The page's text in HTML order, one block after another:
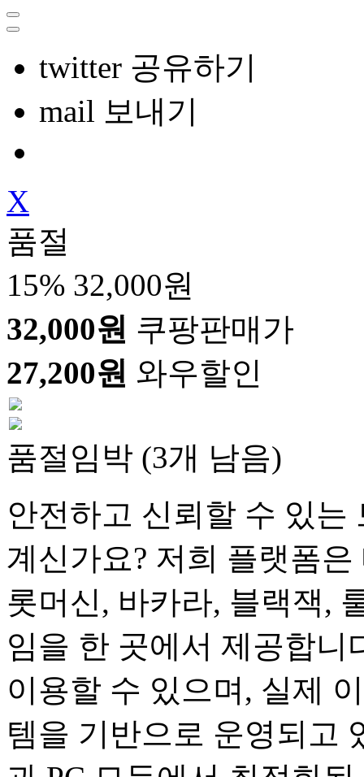
twitter 공유하기
mail 보내기
X
품절
15% 32,000원
32,000원 쿠팡판매가
27,200원 와우할인
품절임박 (3개 남음)
안전하고 신뢰할 수 있는
계신가요? 저희 플랫폼
롯머신, 바카라, 블랙잭,
임을 한 곳에서 제공합니
이용할 수 있으며, 실제
템을 기반으로 운영되고